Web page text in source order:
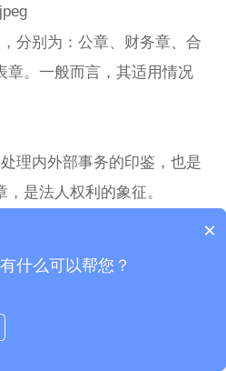
分别为：公章、财务章、合
章。一般而言，其适用情况
理内外部事务的印鉴，也是
，是法人权利的象征。
，如董事长或总经
×
什么可以帮您？